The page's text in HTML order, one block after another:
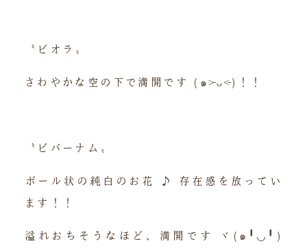
〝ビオラ〟
さわやかな空の下で満開です (๑˃̵ᴗ˂̵)！！
〝ビバーナム〟
ボール状の純白のお花 ♪ 存在感を放ってい
ます！！
溢れおちそうなほど、満開です ヾ(๑╹◡╹)